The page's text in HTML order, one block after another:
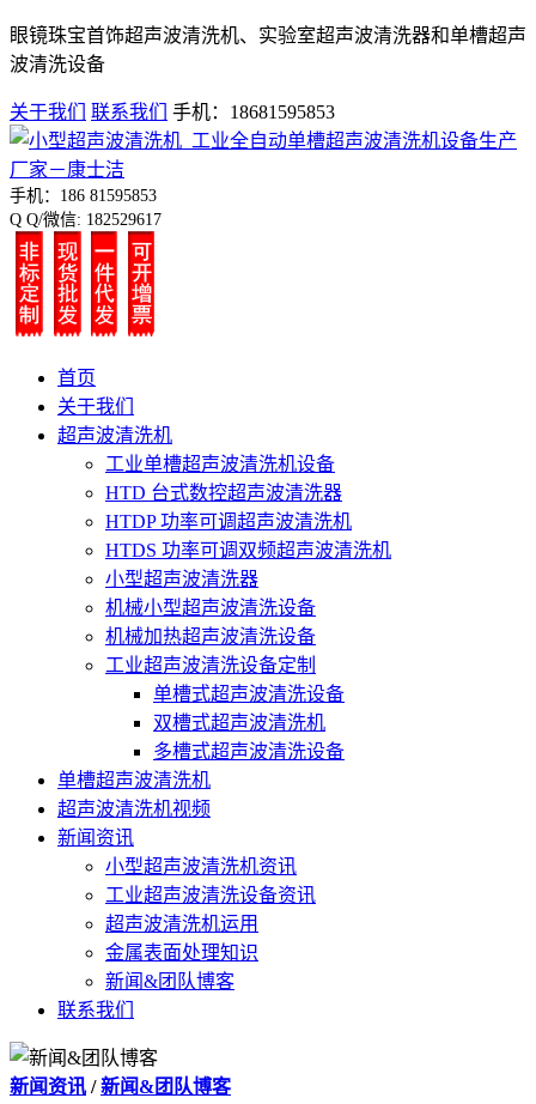
眼镜珠宝首饰超声波清洗机、实验室超声波清洗器和单槽超声
波清洗设备
关于我们 联系我们 手机：18681595853
手机：186 81595853
Q Q/微信: 182529617
首页
关于我们
超声波清洗机
工业单槽超声波清洗机设备
HTD 台式数控超声波清洗器
HTDP 功率可调超声波清洗机
HTDS 功率可调双频超声波清洗机
小型超声波清洗器
机械小型超声波清洗设备
机械加热超声波清洗设备
工业超声波清洗设备定制
单槽式超声波清洗设备
双槽式超声波清洗机
多槽式超声波清洗设备
单槽超声波清洗机
超声波清洗机视频
新闻资讯
小型超声波清洗机资讯
工业超声波清洗设备资讯
超声波清洗机运用
金属表面处理知识
新闻&团队博客
联系我们
新闻资讯 / 新闻&团队博客